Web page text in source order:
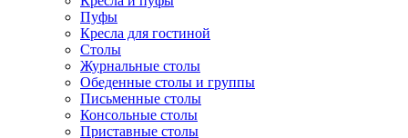
Пуфы
Кресла для гостиной
Столы
Журнальные столы
Обеденные столы и группы
Письменные столы
Консольные столы
Приставные столы